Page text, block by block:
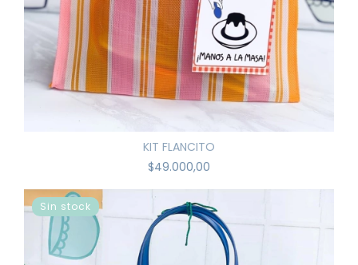
KIT FLANCITO
$49.000,00
Sin stock